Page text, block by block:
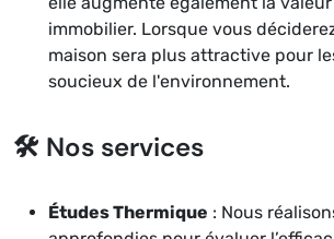
immobilier. Lorsque vous
maison sera plus attractive pour
soucieux de l'environnement.
🛠️ Nos services
Études Thermique : Nous